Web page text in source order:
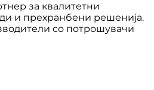
за квалитетни
и прехранбени решенија.
со потрошувачи